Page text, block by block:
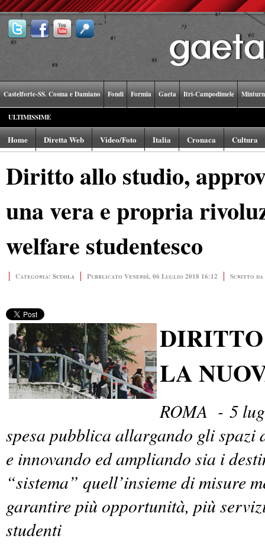
Castelforte-SS. Cosma e Damiano Fondi Formia Gaeta Itri-Campodimele
ULTIMISSIME
Home Diretta Web Video/Foto Italia Cronaca Cultura
Diritto allo studio,
una vera e propria
welfare studentesco
Categoria: Scuola Pubblicato Venerdì, 06 Luglio 2018 16:12 Scritto da
LA
ROMA - 5
spesa pubblica allargando gli
e innovando ed ampliando sia i
“sistema” quell’insieme di misure
garantire più opportunità, più
studenti